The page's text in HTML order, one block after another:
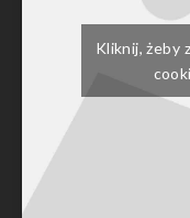
Kliknij, żeby